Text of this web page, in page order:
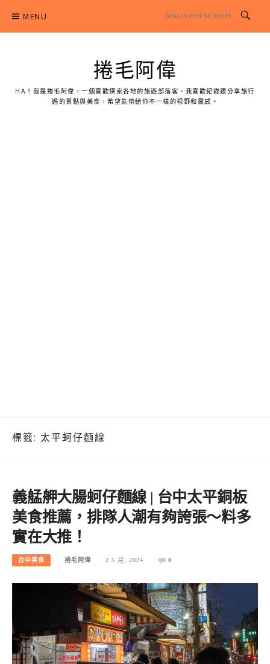
content
MENU
捲毛阿偉
HA！我是捲毛阿偉，一個喜歡探索各地的旅遊部落客。我喜歡紀錄跟分享旅行
過的景點與美食，希望能帶給你不一樣的視野和靈感。
標籤: 太平蚵仔麵線
義艋舺大腸蚵仔麵線 | 台中太平銅板
美食推薦，排隊人潮有夠誇張～料多
實在大推！
台中美食 捲毛阿偉 2 5 月, 2024 0